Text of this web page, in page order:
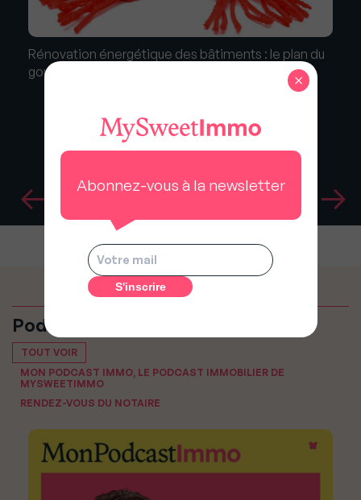
Rénovation énergétique des bâtiments : le plan du
gouvernement est lancé !
Podcasts
TOUT VOIR
MON PODCAST IMMO, LE PODCAST IMMOBILIER DE
MYSWEETIMMO
RENDEZ-VOUS DU NOTAIRE
Abonnez-vous à la newsletter
×